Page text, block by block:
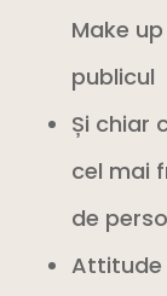
Make
publicul
Și chiar
cel mai
de
Attitude